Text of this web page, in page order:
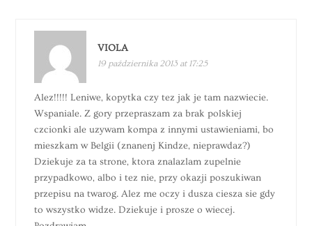
VIOLA
19 października 2013 at 17:25
Alez!!!!! Leniwe, kopytka czy tez jak je tam nazwiecie.
Wspaniale. Z gory przepraszam za brak polskiej
czcionki ale uzywam kompa z innymi ustawieniami, bo
mieszkam w Belgii (znanenj Kindze, nieprawdaz?)
Dziekuje za ta strone, ktora znalazlam zupelnie
przypadkowo, albo i tez nie, przy okazji poszukiwan
przepisu na twarog. Alez me oczy i dusza ciesza sie gdy
to wszystko widze. Dziekuje i prosze o wiecej.